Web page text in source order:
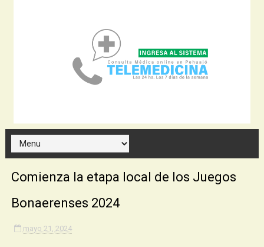
Comienza la etapa local de los Juegos
Bonaerenses 2024
mayo 21, 2024